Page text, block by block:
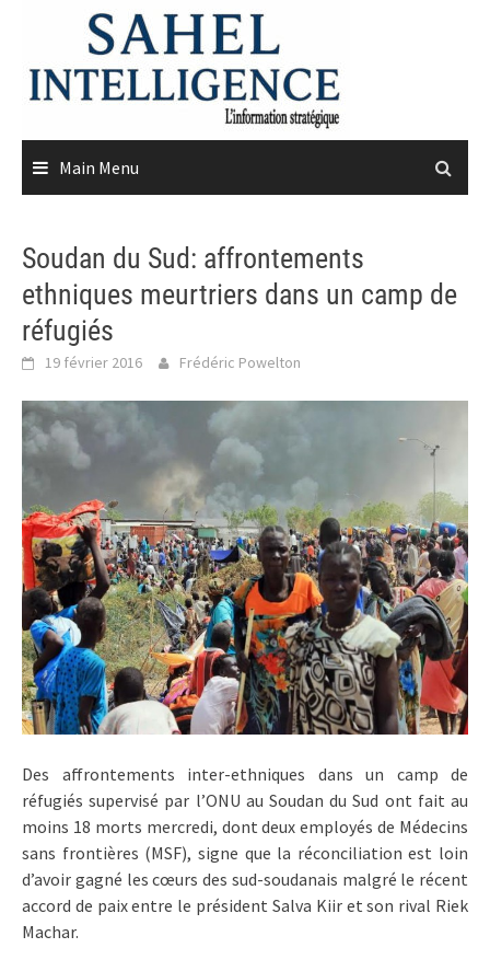
content
Main Menu
Soudan du Sud: affrontements
ethniques meurtriers dans un camp de
réfugiés
19 février 2016 Frédéric Powelton
Des affrontements inter-ethniques dans un camp de
réfugiés supervisé par l’ONU au Soudan du Sud ont fait au
moins 18 morts mercredi, dont deux employés de Médecins
sans frontières (MSF), signe que la réconciliation est loin
d’avoir gagné les cœurs des sud-soudanais malgré le récent
accord de paix entre le président Salva Kiir et son rival Riek
Machar.